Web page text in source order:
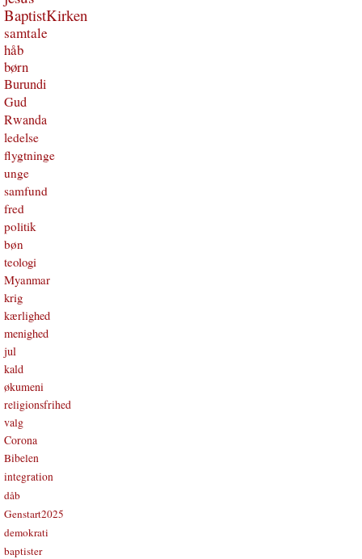
BaptistKirken
samtale
håb
børn
Burundi
Gud
Rwanda
ledelse
flygtninge
unge
samfund
fred
politik
bøn
teologi
Myanmar
krig
kærlighed
menighed
jul
kald
økumeni
religionsfrihed
valg
Corona
Bibelen
integration
dåb
Genstart2025
demokrati
baptister